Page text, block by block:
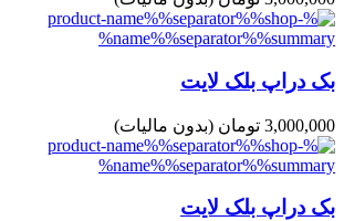
بک دراپ بلک لایت
3,000,000 تومان (بدون مالیات)
بک دراپ بلک لایت